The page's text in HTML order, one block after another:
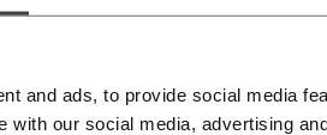
and ads, to provide social media
with our social media, advertising
Uutuustuotteita alk. 17,90 €
sisustukseesi.